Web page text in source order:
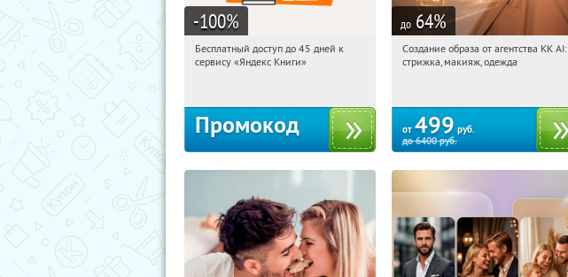
-100%
01:41:38
Получи первым!
Бесплатный доступ до 45 дней к
сервису «Яндекс Книги»
Промокод
до 64%
01:41:38 Купили:64
Создание образа от агентства KK AI:
стрижка, макияж, одежда
от 499 руб.
до6400руб.